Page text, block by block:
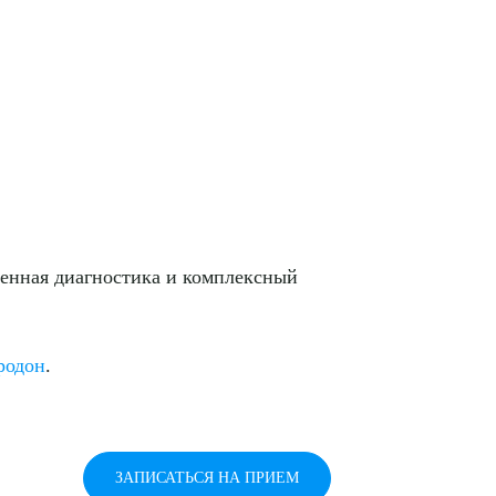
диагностика и комплексный
.
ЗАПИСАТЬСЯ НА ПРИЕМ